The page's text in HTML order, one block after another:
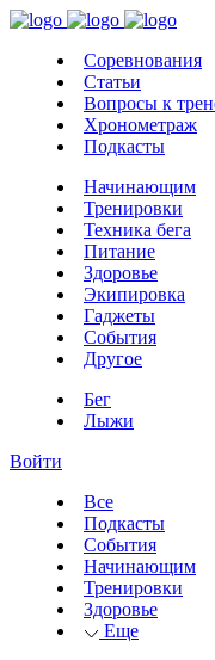
Соревнования
Статьи
Вопросы к
Хронометраж
Подкасты
Начинающим
Тренировки
Техника бега
Питание
Здоровье
Экипировка
Гаджеты
События
Другое
Бег
Лыжи
Войти
Все
Подкасты
События
Начинающим
Тренировки
Здоровье
Еще